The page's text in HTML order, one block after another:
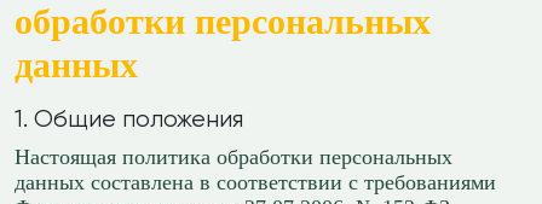
обработки персональных
данных
1. Общие положения
Настоящая политика обработки персональных
данных составлена в соответствии с требованиями